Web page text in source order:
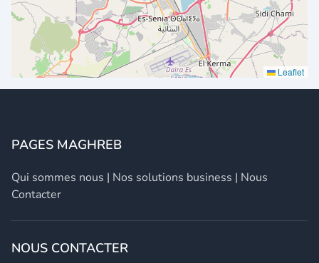
Leaflet
PAGES MAGHREB
Qui sommes nous | Nos solutions business | Nous
Contacter
NOUS CONTACTER